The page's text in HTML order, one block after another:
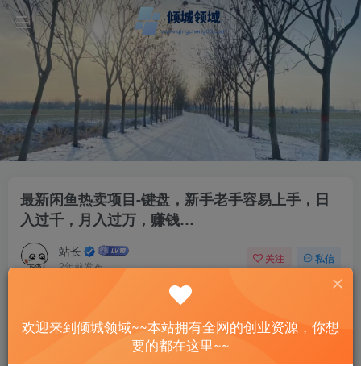
最新闲鱼热卖项目-键盘，新手老手容易上手，日
入过千，月入过万，赚钱…
站长
2年前发布
关注 私信
最新闲鱼热卖项目-键盘，新手老手容易上手，日入过千，月入过万，赚钱…
此内容为付费资源，请付费后查看
欢迎来到倾城领域~~本站拥有全网的创业资源，你想
要的都在这里~~